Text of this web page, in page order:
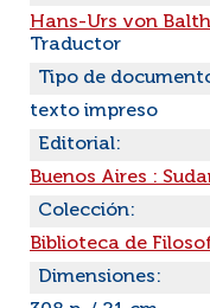
Hans-Urs von
Traductor
Tipo de
texto impreso
Editorial:
Buenos Aires :
Colección:
Biblioteca de
Dimensiones: